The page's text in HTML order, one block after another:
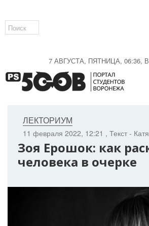
7 АВГУСТА, ПЯТНИЦА, 06:36,
11 февраля 2022, 12:21 , Текст -
ЛЕКТОРИУМ
Зоя Ерошок: как
человека в очерке